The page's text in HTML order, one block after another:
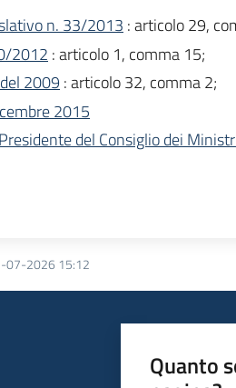
n. 33/2013 : articolo 29,
2012 : articolo 1, comma 15;
2009 : articolo 32, comma 2;
2015
del Consiglio dei
07-2026 15:12
Quanto